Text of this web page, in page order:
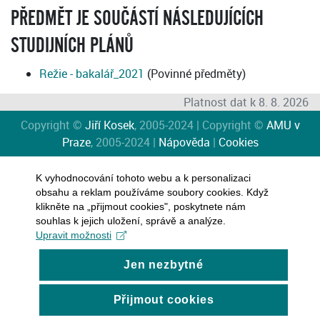
PŘEDMĚT JE SOUČÁSTÍ NÁSLEDUJÍCÍCH
STUDIJNÍCH PLÁNŮ
Režie - bakalář_2021 (Povinné předměty)
Platnost dat k 8. 8. 2026
Copyright © Jiří Kosek, 2005-2024 | Copyright © AMU v
Praze, 2005-2024 | Nápověda | Cookies
K vyhodnocování tohoto webu a k personalizaci
obsahu a reklam používáme soubory cookies. Když
klikněte na „přijmout cookies", poskytnete nám
souhlas k jejich uložení, správě a analýze.
Upravit možnosti
Jen nezbytné
Přijmout cookies